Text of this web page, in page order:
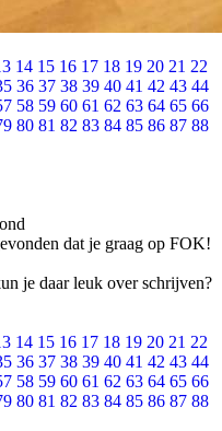
14 15 16 17 18 19 20 21 22
36 37 38 39 40 41 42 43 44
58 59 60 61 62 63 64 65 66
80 81 82 83 84 85 86 87 88
dat je graag op FOK!
je daar leuk over schrijven?
14 15 16 17 18 19 20 21 22
36 37 38 39 40 41 42 43 44
58 59 60 61 62 63 64 65 66
80 81 82 83 84 85 86 87 88